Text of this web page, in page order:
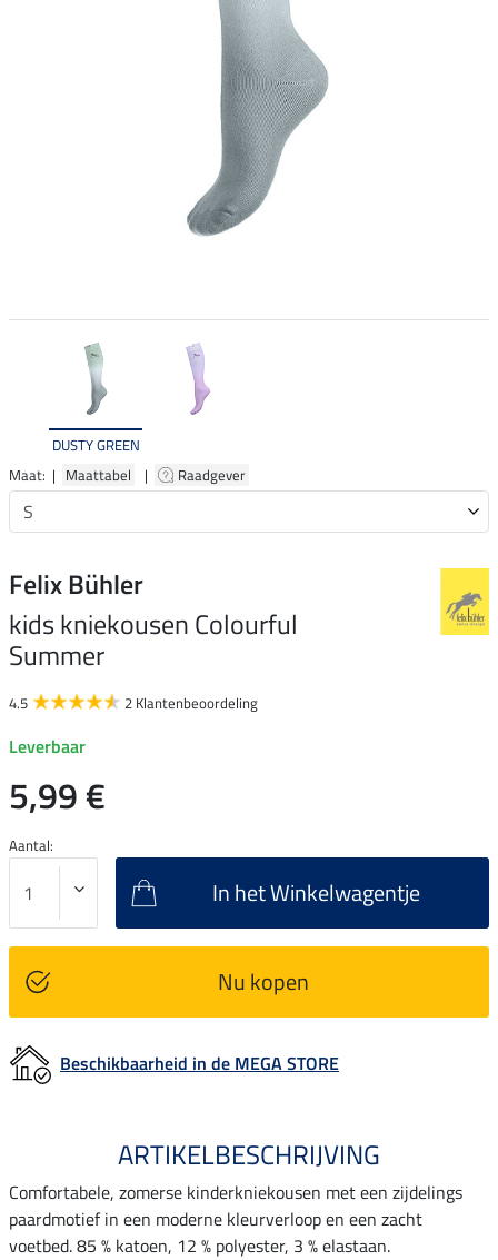
DUSTY GREEN
Maat: | Maattabel | Raadgever
Felix Bühler
kids kniekousen Colourful
Summer
4.5 2 Klantenbeoordeling
Leverbaar
5,99 €
Aantal:
In het Winkelwagentje
Nu kopen
Beschikbaarheid in de MEGA STORE
ARTIKELBESCHRIJVING
Comfortabele, zomerse kinderkniekousen met een zijdelings
paardmotief in een moderne kleurverloop en een zacht
voetbed. 85 % katoen, 12 % polyester, 3 % elastaan.